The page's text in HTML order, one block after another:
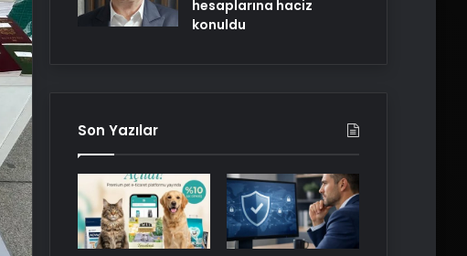
hesaplarına haciz
konuldu
Son Yazılar